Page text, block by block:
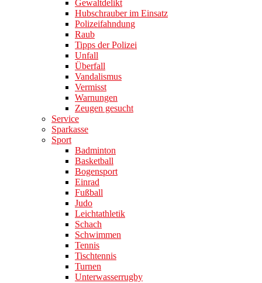
Gewaltdelikt
Hubschrauber im Einsatz
Polizeifahndung
Raub
Tipps der Polizei
Unfall
Überfall
Vandalismus
Vermisst
Warnungen
Zeugen gesucht
Service
Sparkasse
Sport
Badminton
Basketball
Bogensport
Einrad
Fußball
Judo
Leichtathletik
Schach
Schwimmen
Tennis
Tischtennis
Turnen
Unterwasserrugby